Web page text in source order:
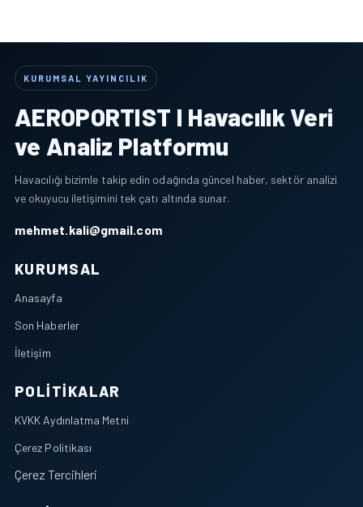
KURUMSAL YAYINCILIK
AEROPORTIST I Havacılık Veri
ve Analiz Platformu
Havacılığı bizimle takip edin odağında güncel haber, sektör analizi
ve okuyucu iletişimini tek çatı altında sunar.
mehmet.kali@gmail.com
KURUMSAL
Anasayfa
Son Haberler
İletişim
POLITIKALAR
KVKK Aydınlatma Metni
Çerez Politikası
Çerez Tercihleri